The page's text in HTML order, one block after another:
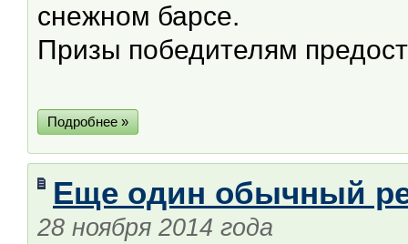
снежном барсе.
Призы победителям
Подробнее »
Еще один обычный
28 ноября 2014 года